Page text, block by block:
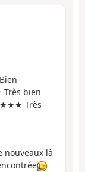
bien
Très
nouveaux là